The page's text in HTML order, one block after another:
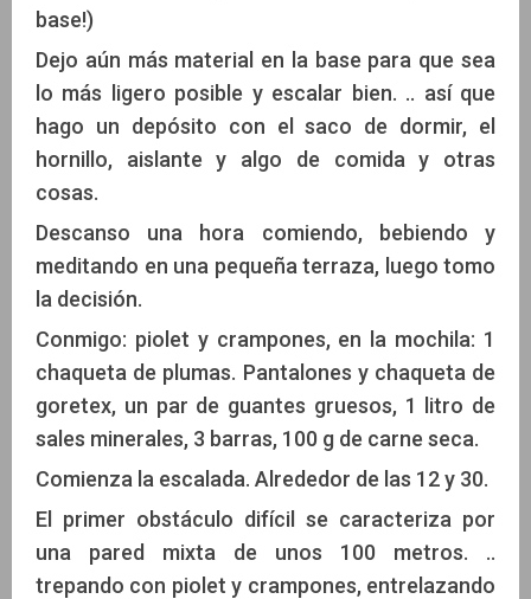
base!)
Dejo aún más material en la base para que sea
lo más ligero posible y escalar bien. .. así que
hago un depósito con el saco de dormir, el
hornillo, aislante y algo de comida y otras
cosas.
Descanso una hora comiendo, bebiendo y
meditando en una pequeña terraza, luego tomo
la decisión.
Conmigo: piolet y crampones, en la mochila: 1
chaqueta de plumas. Pantalones y chaqueta de
goretex, un par de guantes gruesos, 1 litro de
sales minerales, 3 barras, 100 g de carne seca.
Comienza la escalada. Alrededor de las 12 y 30.
El primer obstáculo difícil se caracteriza por
una pared mixta de unos 100 metros. ..
trepando con piolet y crampones, entrelazando